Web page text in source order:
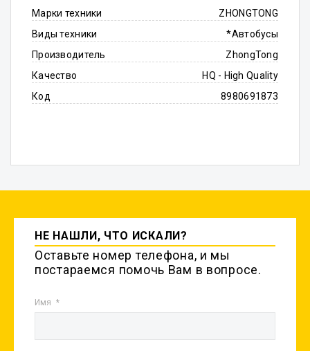
Марки техники
ZHONGTONG
Виды техники
*Автобусы
Производитель
ZhongTong
Качество
HQ - High Quality
Код
8980691873
НЕ НАШЛИ, ЧТО ИСКАЛИ?
Оставьте номер телефона, и мы
постараемся помочь Вам в вопросе.
Имя